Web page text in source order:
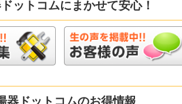
ットコムにまかせて安心！
器ドットコムのお得情報